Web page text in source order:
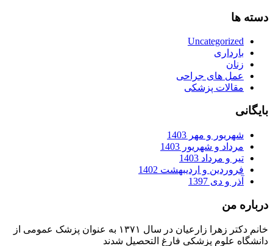
دسته ها
Uncategorized
بارداری
زنان
عمل های جراحی
مقالات پزشکی
بایگانی
شهریور و مهر 1403
مرداد و شهریور 1403
تیر و مرداد 1403
فروردین و اردیبهشت 1402
آذر و دی 1397
درباره من
خانم دکتر زهرا زارعیان در سال ۱۳۷۱ به عنوان پزشک عمومی از
دانشگاه علوم پزشکی فارغ التحصیل شدند